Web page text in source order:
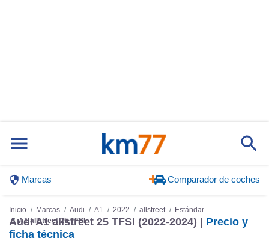
Marcas Comparador de coches
Inicio Marcas Audi A1 2022 allstreet
Estándar
A1 allstreet 25 TFSI
Audi A1 allstreet 25 TFSI (2022-2024) | Precio y
ficha técnica